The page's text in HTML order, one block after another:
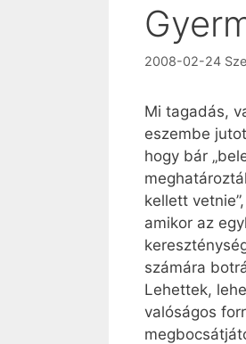
2008-02-24
Mi tagadás,
eszembe
hogy bár
kellett
amikor az
számára
Lehettek,
valóságos